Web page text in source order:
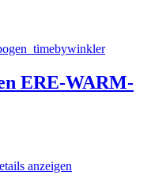
ERE-WARM-
anzeigen